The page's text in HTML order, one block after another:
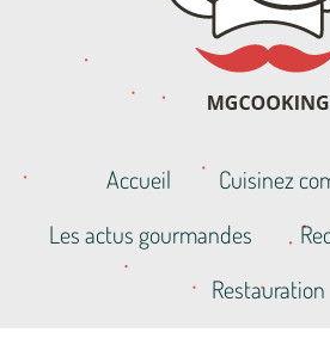
Accueil
Cuisinez
Les actus gourmandes
Restauration